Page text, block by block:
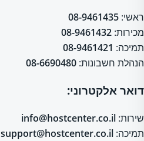
ראשי: 08-9461435
מכירות: 08-9461432
תמיכה: 08-9461421
הנהלת חשבונות: 08-6690480
דואר אלקטרוני:
שירות: info@hostcenter.co.il
תמיכה: support@hostcenter.co.il